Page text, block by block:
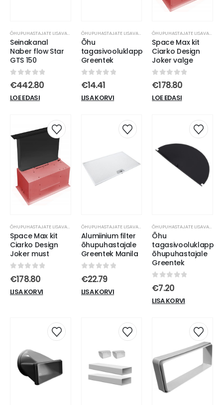
ÕHUPUHASTAJATE LISAVARUSTUS
Seinakanal
Naber flow Star
GTS 150
0out of 5
€442.80
LOE EDASI
ÕHUPUHASTAJATE LISAVARUSTUS
Õhu
tagasivooluklapp
Greentek
0out of 5
€14.41
LISA KORVI
ÕHUPUHASTAJATE LISAVARUSTUS
Space Max kit
Ciarko Design
Joker valge
0out of 5
€178.80
LOE EDASI
ÕHUPUHASTAJATE LISAVARUSTUS
Space Max kit
Ciarko Design
Joker must
out of 5
€178.80
LISA KORVI
ÕHUPUHASTAJATE LISAVARUSTUS
Alumiinium filter
õhupuhastajale
Greentek Manila
out of 5
€22.79
LISA KORVI
ÕHUPUHASTAJATE LISAVARUSTUS
Õhu
tagasivooluklapp
õhupuhastajale
Greentek
out of 5
€7.20
LISA KORVI